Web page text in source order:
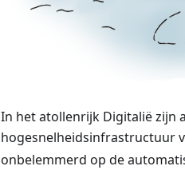
In het atollenrijk Digitalië zijn
hogesnelheidsinfrastructuur
onbelemmerd op de